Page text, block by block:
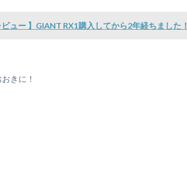
ビュー 】GIANT RX1購入してから2年経ちました！
きに！